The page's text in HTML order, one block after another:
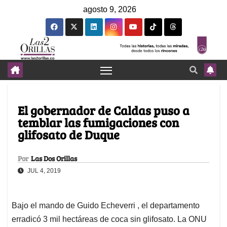
agosto 9, 2026
El gobernador de Caldas puso a
temblar las fumigaciones con
glifosato de Duque
Por Las Dos Orillas
JUL 4, 2019
Bajo el mando de Guido Echeverri , el departamento
erradicó 3 mil hectáreas de coca sin glifosato. La ONU